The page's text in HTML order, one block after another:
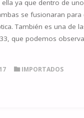
ya que dentro de
se fusionaran para
También es una de
que podemos
IMPORTADOS